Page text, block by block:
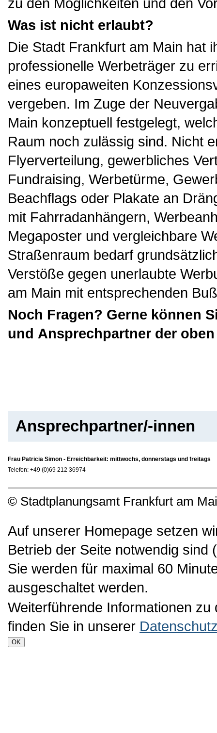
Was ist nicht erlaubt?
Die Stadt Frankfurt am Main hat
professionelle Werbeträger zu
eines europaweiten
vergeben. Im Zuge der
Main konzeptuell festgelegt,
Raum noch zulässig sind. Nicht
Flyerverteilung, gewerbliches
Fundraising, Werbetürme,
Beachflags oder Plakate an
mit Fahrradanhängern,
Megaposter und vergleichbare
Straßenraum bedarf
Verstöße gegen unerlaubte
am Main mit entsprechenden
Noch Fragen? Gerne können
und Ansprechpartner der
Ansprechpartner/-innen
Frau Patricia Simon - Erreichbarkeit: mittwochs, donnerstags und freitags
Telefon: +49 (0)69 212 36974
© Stadtplanungsamt Frankfurt am
Auf unserer Homepage setzen
Betrieb der Seite notwendig
Sie werden für maximal 60
ausgeschaltet werden.
Weiterführende Informationen
finden Sie in unserer
OK